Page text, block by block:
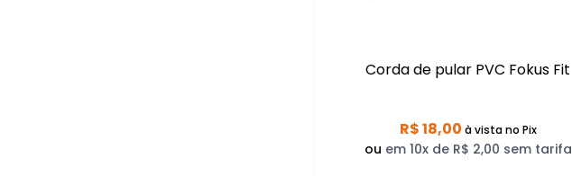
Corda de pular PVC Fokus Fit
R$ 18,00 à vistano Pix
ou em 10x de R$ 2,00 sem tarifa